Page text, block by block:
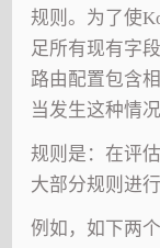
规则。为了使
足所有现有字
路由配置包含
当发生这种情
规则是：在评
大部分规则进行
例如，如下两